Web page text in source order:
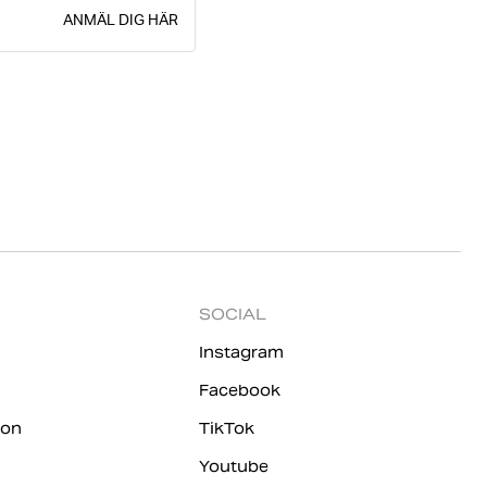
ANMÄL DIG HÄR
SOCIAL
Instagram
Facebook
TikTok
Youtube